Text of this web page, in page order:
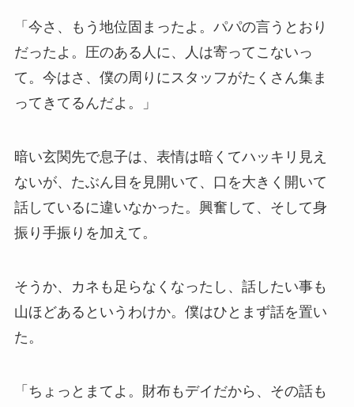
「今さ、もう地位固まったよ。パパの言うとおり
だったよ。圧のある人に、人は寄ってこないっ
て。今はさ、僕の周りにスタッフがたくさん集ま
ってきてるんだよ。」
暗い玄関先で息子は、表情は暗くてハッキリ見え
ないが、たぶん目を見開いて、口を大きく開いて
話しているに違いなかった。興奮して、そして身
振り手振りを加えて。
そうか、カネも足らなくなったし、話したい事も
山ほどあるというわけか。僕はひとまず話を置い
た。
「ちょっとまてよ。財布もデイだから、その話も